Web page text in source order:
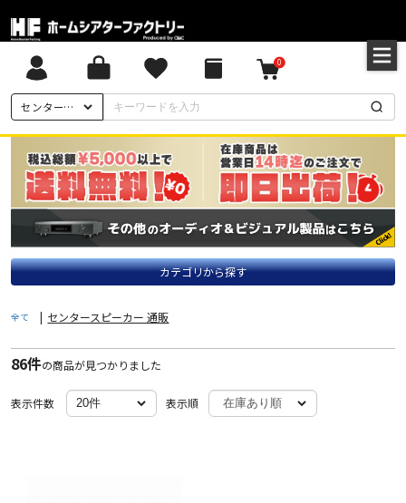
センタースピーカー 通販
0
カテゴリから探す
全て | センタースピーカー 通販
86件の商品が見つかりました
表示件数 表示順